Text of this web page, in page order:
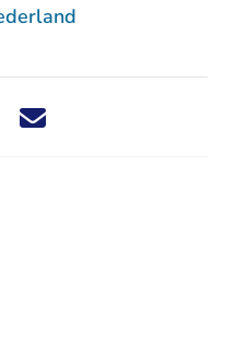
dit nieuwsbericht via X -
Deel dit nieuwsbericht via
Deel dit nieuwsbericht
Deel dit